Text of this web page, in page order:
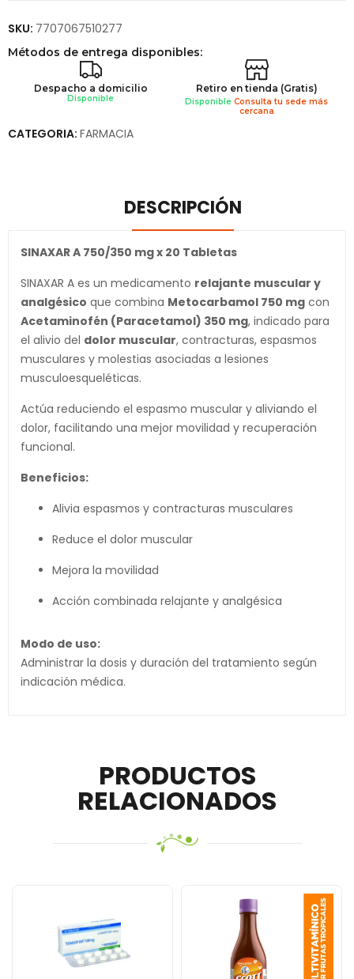
SKU: 7707067510277
Métodos de entrega disponibles:
Despacho a domicilio
Disponible
Retiro en tienda (Gratis)
DisponibleConsulta tu sede más
cercana
CATEGORIA: FARMACIA
DESCRIPCIÓN
SINAXAR A 750/350 mg x 20 Tabletas
SINAXAR A es un medicamento relajante muscular y
analgésico que combina Metocarbamol 750 mg con
Acetaminofén (Paracetamol) 350 mg, indicado para
el alivio del dolor muscular, contracturas, espasmos
musculares y molestias asociadas a lesiones
musculoesqueléticas.
Actúa reduciendo el espasmo muscular y aliviando el
dolor, facilitando una mejor movilidad y recuperación
funcional.
Beneficios:
Alivia espasmos y contracturas musculares
Reduce el dolor muscular
Mejora la movilidad
Acción combinada relajante y analgésica
Modo de uso:
Administrar la dosis y duración del tratamiento según
indicación médica.
PRODUCTOS
RELACIONADOS